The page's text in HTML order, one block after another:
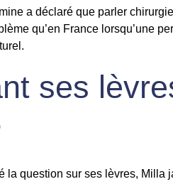
a déclaré que parler
qu’en France lorsqu’une
ses
la question sur ses lèvres, Milla